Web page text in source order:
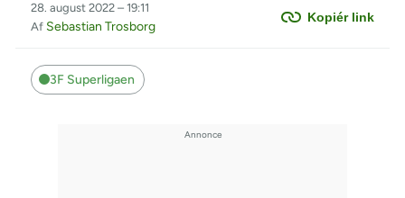
Kopiér link
28. august 2022 – 19:11
Af Sebastian Trosborg
3F Superligaen